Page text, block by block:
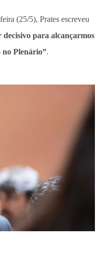
(25/5), Prates escreveu
decisivo para alcançarmos
no Plenário”.